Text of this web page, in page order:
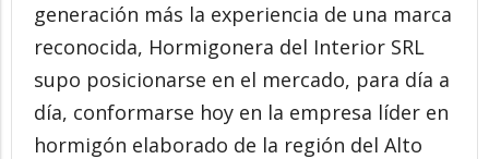
generación más la experiencia de una marca
reconocida, Hormigonera del Interior SRL
supo posicionarse en el mercado, para día a
día, conformarse hoy en la empresa líder en
hormigón elaborado de la región del Alto